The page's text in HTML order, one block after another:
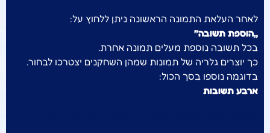
לאחר העלאת התמונה הראשונה ניתן ללחוץ על:
„הוספת תשובה”
בכל תשובה נוספת מעלים תמונה אחרת.
כך יוצרים גלריה של תמונות שמהן השחקנים יצטרכו לבחור.
בדוגמה נוספו בסך הכול:
ארבע תשובות